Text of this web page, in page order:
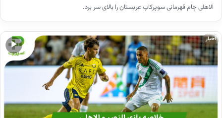
الاهلی جام قهرمانی سوپرکاپ عربستان را بالای سر برد.
▶
اخبار